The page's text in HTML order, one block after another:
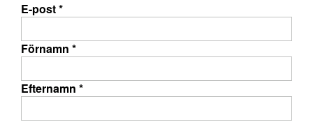
E-post*
Förnamn *
Efternamn *